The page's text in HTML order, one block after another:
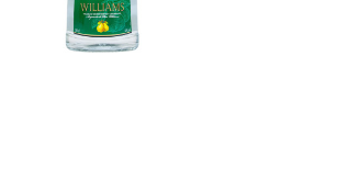
In den Korb